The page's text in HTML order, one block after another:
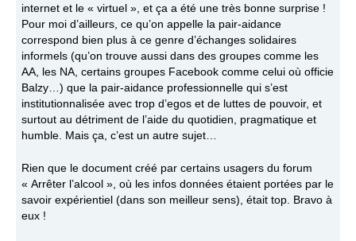
internet et le « virtuel », et ça a été une très bonne surprise !
Pour moi d’ailleurs, ce qu’on appelle la pair-aidance
correspond bien plus à ce genre d’échanges solidaires
informels (qu’on trouve aussi dans des groupes comme les
AA, les NA, certains groupes Facebook comme celui où officie
Balzy…) que la pair-aidance professionnelle qui s’est
institutionnalisée avec trop d’egos et de luttes de pouvoir, et
surtout au détriment de l’aide du quotidien, pragmatique et
humble. Mais ça, c’est un autre sujet…
Rien que le document créé par certains usagers du forum
« Arrêter l’alcool », où les infos données étaient portées par le
savoir expérientiel (dans son meilleur sens), était top. Bravo à
eux !